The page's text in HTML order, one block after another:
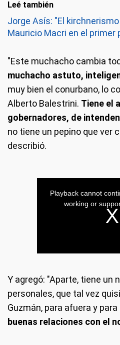
Leé también
Jorge Asís: "El
Mauricio Macri en el primer
"Este muchacho cambia
muchacho astuto,
muy bien el conurbano, lo
Alberto Balestrini. Tiene el
gobernadores, de
no tiene un pepino que ver
describió.
Y agregó: "Aparte, tiene un
personales, que tal vez
Guzmán, para afuera y
buenas relaciones con el